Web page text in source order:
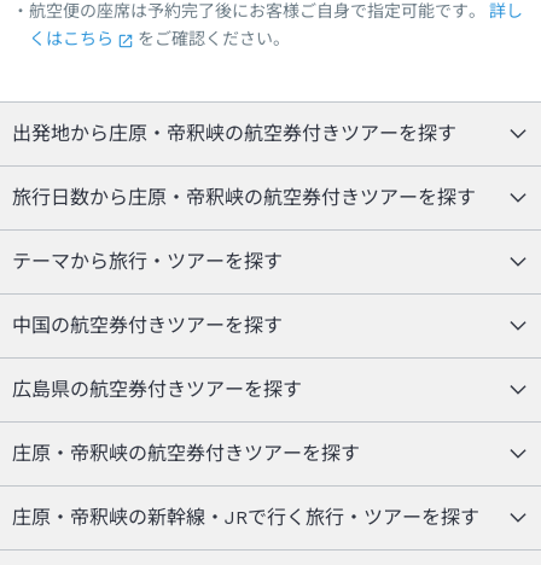
航空便の座席は予約完了後にお客様ご自身で指定可能です。
詳し
くはこちら
をご確認ください。
出発地から庄原・帝釈峡の航空券付きツアーを探す
旅行日数から庄原・帝釈峡の航空券付きツアーを探す
テーマから旅行・ツアーを探す
中国の航空券付きツアーを探す
広島県の航空券付きツアーを探す
庄原・帝釈峡の航空券付きツアーを探す
庄原・帝釈峡の新幹線・JRで行く旅行・ツアーを探す